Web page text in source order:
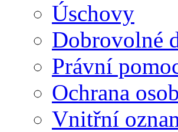
Úschovy
Dobrovolné
Právní
Ochrana
Vnitřní